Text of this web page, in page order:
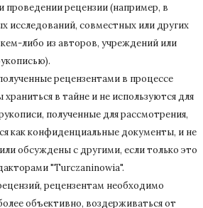
проведении рецензии (например, в
исследований, совместных или других
либо из авторов, учреждений или
рецензентами в процессе
в тайне и не используются для
полученные для рассмотрения,
как конфиденциальные документы, и не
обсуждены с другими, если только это
"Turczaninowia".
рецензентам необходимо
объективно, воздерживаться от